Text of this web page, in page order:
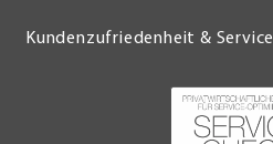
Kundenzufriedenheit & Service